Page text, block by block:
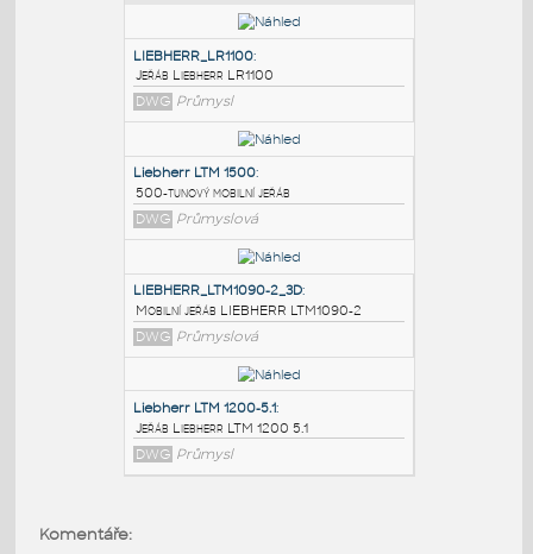
PODOBNÉ BLOKY
LIEBHERR_LR1100:
Jeřáb Liebherr LR1100
DWG Průmysl
Liebherr LTM 1500
500-tunový mobilní jeřáb
DWG Průmyslová
Komentáře: